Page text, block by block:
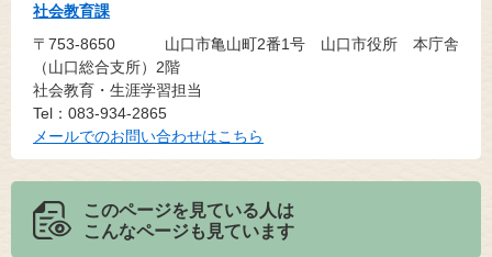
社会教育課
〒753-8650
山口市亀山町2番1号 山口市役所 本庁舎
（山口総合支所）2階
社会教育・生涯学習担当
Tel：083-934-2865
メールでのお問い合わせはこちら
このページを見ている人は
こんなページも見ています